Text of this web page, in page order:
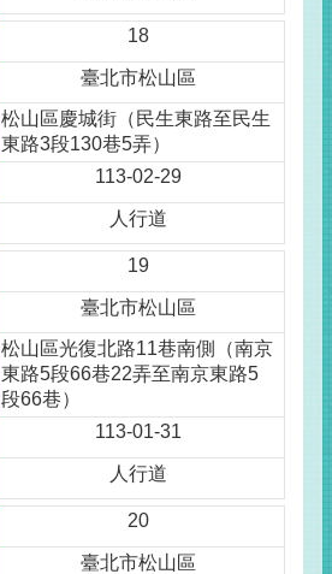
18
臺北市松山區
松山區慶城街（民生東路至民生
東路3段130巷5弄）
113-02-29
人行道
19
臺北市松山區
松山區光復北路11巷南側（南京
東路5段66巷22弄至南京東路5
段66巷）
113-01-31
人行道
20
臺北市松山區